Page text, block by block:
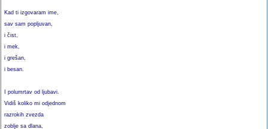
Kad ti izgovaram ime,
sav sam popljuvan,
i čist,
i mek,
i grešan,
i besan.
I polumrtav od ljubavi.
Vidiš koliko mi odjednom
razrokih zvezda
zoblje sa dlana,